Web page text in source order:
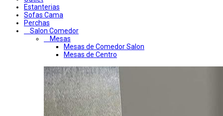
Estanterias
Sofas Cama
Perchas
Salon Comedor
Mesas
Mesas de Comedor Salon
Mesas de Centro